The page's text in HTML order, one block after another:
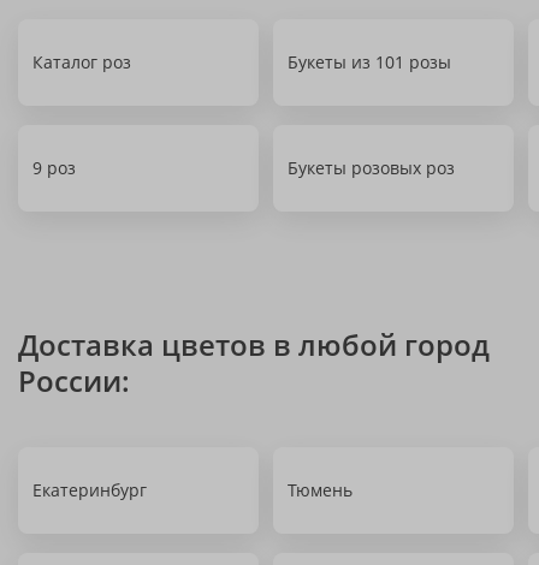
Каталог роз Букеты из 101 розы
9 роз Букеты розовых роз
Доставка цветов в любой город
России:
Екатеринбург Тюмень